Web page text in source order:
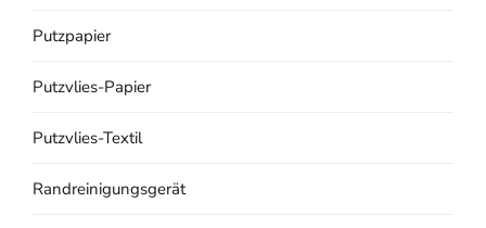
Putzpapier
Putzvlies-Papier
Putzvlies-Textil
Randreinigungsgerät